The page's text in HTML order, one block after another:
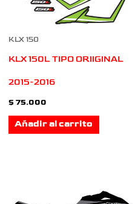
KLX 150
KLX 150L TIPO ORIIGINAL
2015-2016
$ 75.000
Añadir al carrito